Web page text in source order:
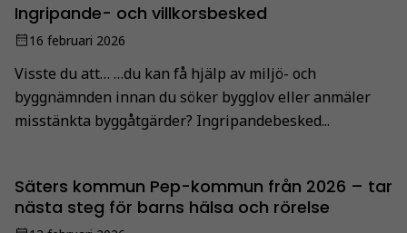
Ingripande- och villkorsbesked
16 februari 2026
Visste du att… …du kan få hjälp av miljö- och
byggnämnden innan du söker bygglov eller anmäler
misstänkta byggåtgärder? Ingripandebesked...
Säters kommun Pep-kommun från 2026 – tar
nästa steg för barns hälsa och rörelse